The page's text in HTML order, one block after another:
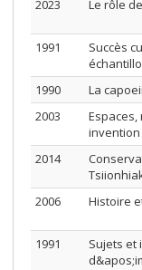
2023
Le rôle
1991
Succès
1990
La
2003
2014
2006
Histoire
1991
Sujets et